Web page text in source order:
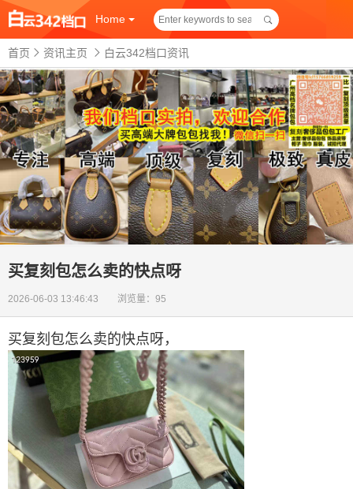
Home
首页 资讯主页 白云342档口资讯
买复刻包怎么卖的快点呀
2026-06-03 13:46:43 浏览量：95
买复刻包怎么卖的快点呀，